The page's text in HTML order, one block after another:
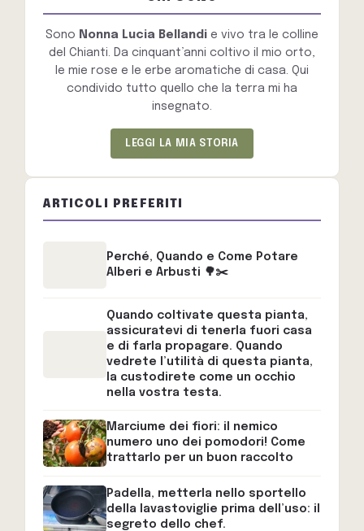
Sono Nonna Lucia Bellandi e vivo tra le colline
del Chianti. Da cinquant’anni coltivo il mio orto,
le mie rose e le erbe aromatiche di casa. Qui
condivido tutto quello che la terra mi ha
insegnato.
LEGGI LA MIA STORIA
ARTICOLI PREFERITI
Perché, Quando e Come Potare
Alberi e Arbusti 🌳✂️
Quando coltivate questa pianta,
assicuratevi di tenerla fuori casa
e di farla propagare. Quando
vedrete l’utilità di questa pianta,
la custodirete come un occhio
nella vostra testa.
Marciume dei fiori: il nemico
numero uno dei pomodori! Come
trattarlo per un buon raccolto
Padella, metterla nello sportello
della lavastoviglie prima dell’uso: il
segreto dello chef.